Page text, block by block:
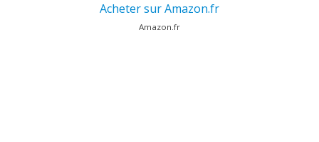
Acheter sur Amazon.fr
Amazon.fr